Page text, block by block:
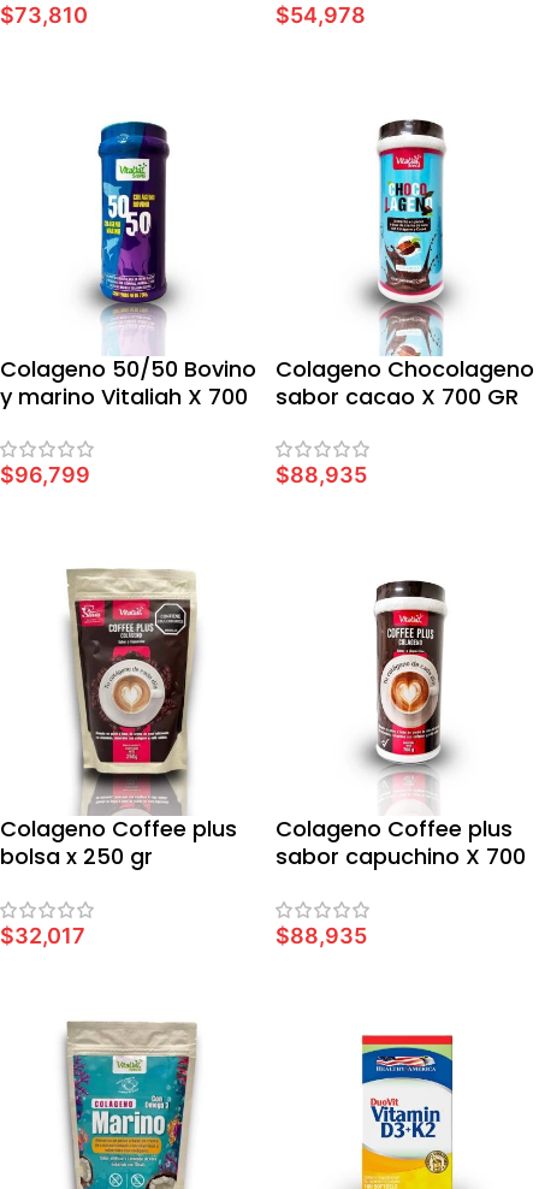
$73,810 $54,978
Colageno 50/50 Bovino
y marino Vitaliah X 700
$96,799
Colageno Chocolageno
sabor cacao X 700 GR
$88,935
Colageno Coffee plus
bolsa x 250 gr
$32,017
Colageno Coffee plus
sabor capuchino X 700
$88,935